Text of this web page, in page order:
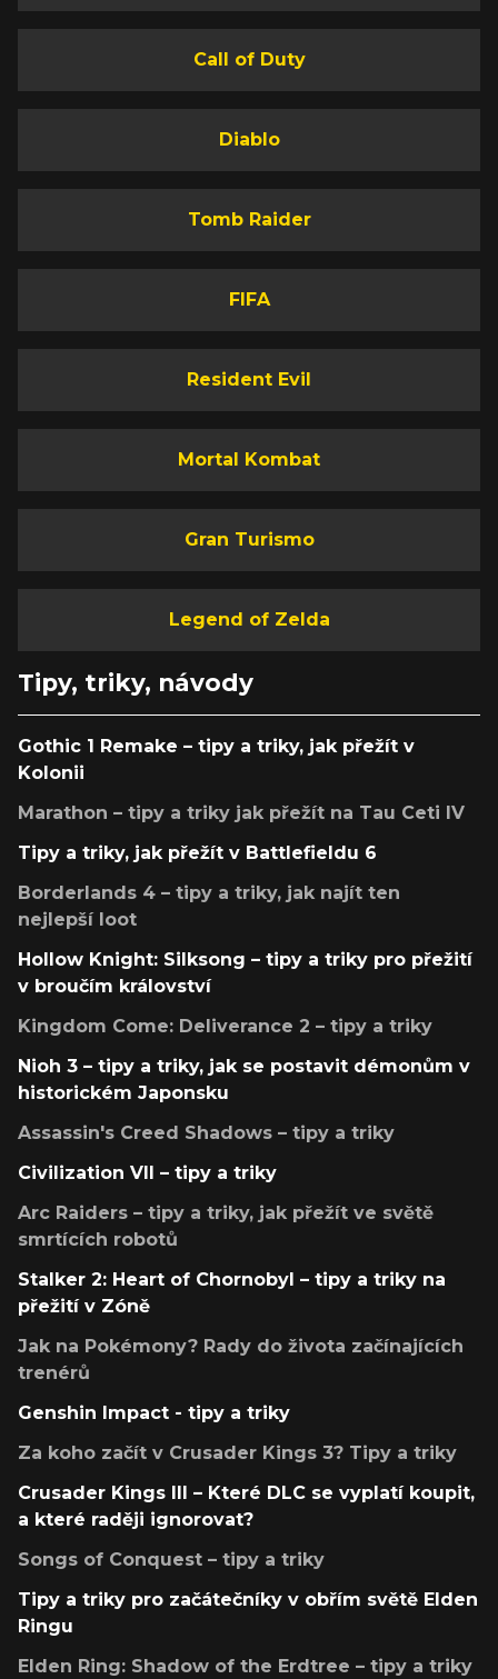
Call of Duty
Diablo
Tomb Raider
FIFA
Resident Evil
Mortal Kombat
Gran Turismo
Legend of Zelda
Tipy, triky, návody
Gothic 1 Remake – tipy a triky, jak přežít v
Kolonii
Marathon – tipy a triky jak přežít na Tau Ceti IV
Tipy a triky, jak přežít v Battlefieldu 6
Borderlands 4 – tipy a triky, jak najít ten
nejlepší loot
Hollow Knight: Silksong – tipy a triky pro přežití
v broučím království
Kingdom Come: Deliverance 2 – tipy a triky
Nioh 3 – tipy a triky, jak se postavit démonům v
historickém Japonsku
Assassin's Creed Shadows – tipy a triky
Civilization VII – tipy a triky
Arc Raiders – tipy a triky, jak přežít ve světě
smrtících robotů
Stalker 2: Heart of Chornobyl – tipy a triky na
přežití v Zóně
Jak na Pokémony? Rady do života začínajících
trenérů
Genshin Impact - tipy a triky
Za koho začít v Crusader Kings 3? Tipy a triky
Crusader Kings III – Které DLC se vyplatí koupit,
a které raději ignorovat?
Songs of Conquest – tipy a triky
Tipy a triky pro začátečníky v obřím světě Elden
Ringu
Elden Ring: Shadow of the Erdtree – tipy a triky